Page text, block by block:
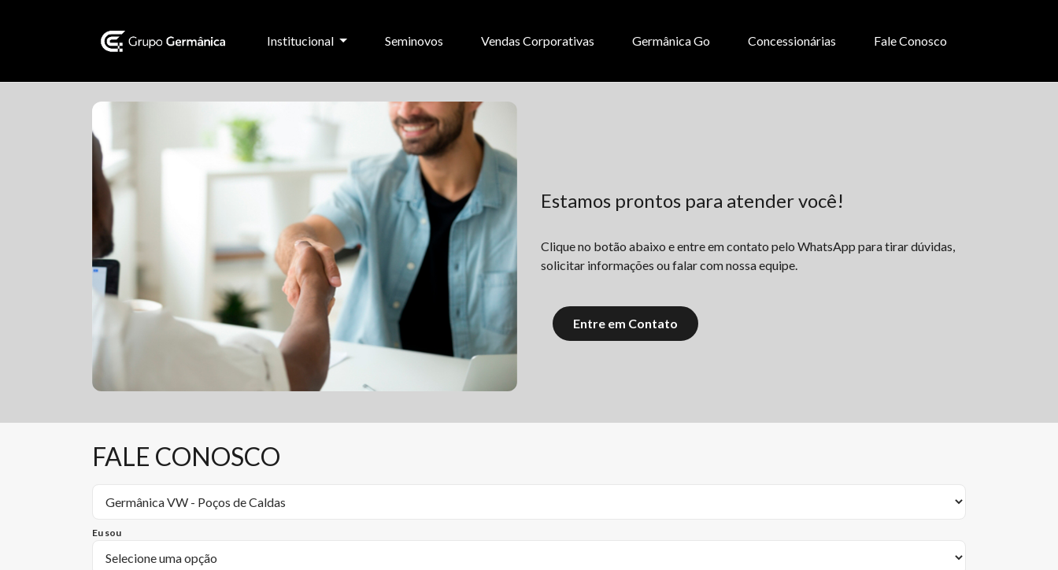
Institucional Seminovos Vendas Corporativas Germânica Go Concessionárias Fale Conosco
Estamos prontos para atender você!
Clique no botão abaixo e entre em contato pelo WhatsApp para tirar dúvidas,
solicitar informações ou falar com nossa equipe.
Entre em Contato
FALE CONOSCO
Eu sou